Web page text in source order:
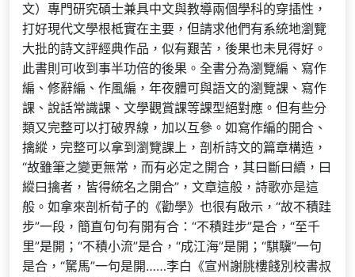
文）專門研究碩士兼具中文與教導兩個學科的穿插性，
打好現代文學根柢實在主要，但請求他們有系統地瀏覽
大批的詩文評經典作品，似有艱苦，後果也未見得好。
此書則可收到事半功倍的後果。全書分為瀏覽編、寫作
編、修辭編、作風編，年夜體可與語文的瀏覽課、寫作
課、說話常識課、文學觀賞課等課型絕對應。但有些分
類又完整可以打破界線，加以互參。如寫作編的開合、
擒縱，完整可以拿到瀏覽課上，剖析詩文的篇章構造，
“故雖筆之變更無常，而有必定之開合，其曰斷曰續，曰
縱曰擒者，皆得統名之開合”，文章這般，詩歌亦是這
般。如拿來剖析荀子的《勸學》也很有啟示，“故不積跬
步”一段，簡直句句有開有合：“不積跬步”是合，“至千
里”是開；“不積小流”是合，“成江海”是開；“騏驥”一句
是合，“駑馬”一句是開……李白《宣州謝朓樓餞別校書叔